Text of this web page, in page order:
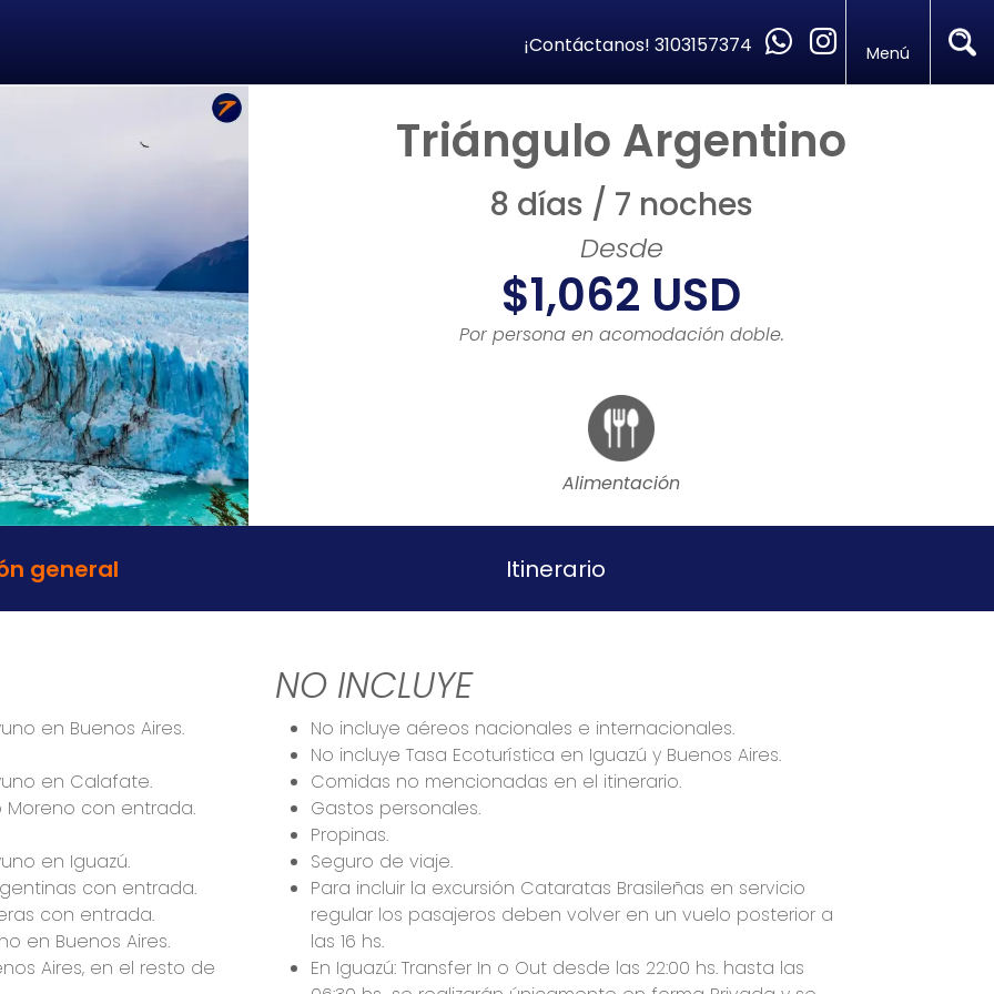
¡Contáctanos! 3103157374 Menú
Triángulo Argentino
8 días / 7 noches
Desde
$1,062 USD
Por persona en acomodación doble.
Alimentación
general Itinerario
en Buenos Aires.
en Calafate.
Moreno con entrada.
en Iguazú.
con entrada.
con entrada.
en Buenos Aires.
Aires, en el resto de
NO INCLUYE
No incluye aéreos nacionales e internacionales.
No incluye Tasa Ecoturística en Iguazú y Buenos Aires.
Comidas no mencionadas en el itinerario.
Gastos personales.
Propinas.
Seguro de viaje.
Para incluir la excursión Cataratas Brasileñas en servicio
regular los pasajeros deben volver en un vuelo posterior a
las 16 hs.
En Iguazú: Transfer In o Out desde las 22:00 hs. hasta las